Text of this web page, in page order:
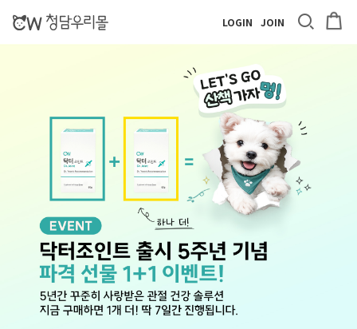
LOGIN JOIN